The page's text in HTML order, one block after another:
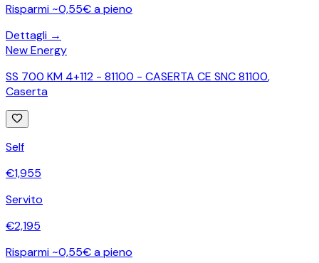
Risparmi ~0,55€ a pieno
Dettagli →
New Energy
SS 700 KM 4+112 - 81100 - CASERTA CE SNC 81100,
Caserta
Self
€1,955
Servito
€2,195
Risparmi ~0,55€ a pieno